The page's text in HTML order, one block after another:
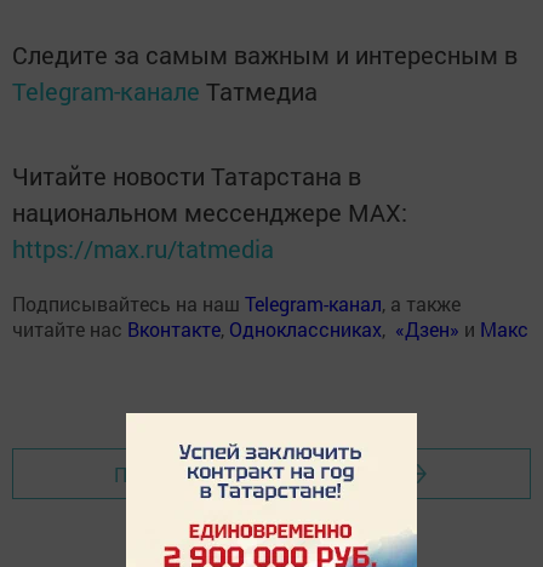
Следите за самым важным и интересным в
Telegram-канале Татмедиа
Читайте новости Татарстана в
национальном мессенджере MАХ:
https://max.ru/tatmedia
Подписывайтесь на наш Telegram-канал, а также
читайте нас Вконтакте, Одноклассниках, «Дзен» и Макс
Перейти на страницу новости